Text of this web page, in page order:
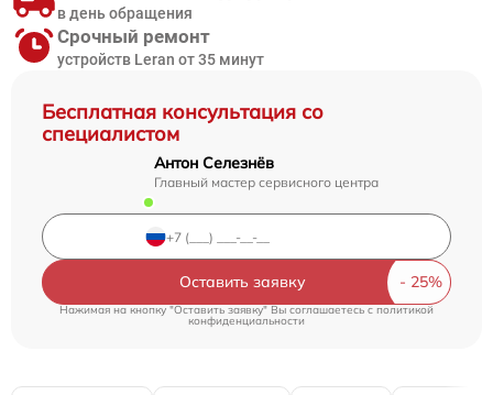
Бесплатная консультация со
специалистом
Антон Селезнёв
Главный мастер сервисного центра
Оставить заявку
Нажимая на кнопку "Оставить заявку" Вы соглашаетесь c политикой
конфиденциальности
в день обращения
Срочный ремонт
устройств Leran от 35 минут